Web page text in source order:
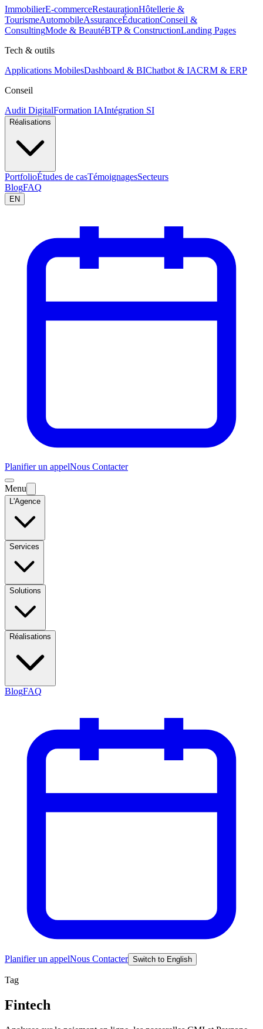
ImmobilierE-commerceRestaurationHôtellerie &
TourismeAutomobileAssuranceÉducationConseil &
ConsultingMode & BeautéBTP & ConstructionLanding Pages
Tech & outils
Applications MobilesDashboard & BIChatbot & IACRM & ERP
Conseil
Audit DigitalFormation IAIntégration SI
Réalisations
PortfolioÉtudes de casTémoignagesSecteurs
BlogFAQ
EN
Planifier un appelNous Contacter
Menu
L'Agence
Services
Solutions
Réalisations
BlogFAQ
Planifier un appelNous Contacter Switch to English
Tag
Fintech